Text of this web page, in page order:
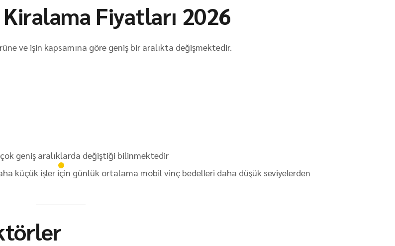
Fiyatları 2026
ve işin kapsamına göre geniş bir aralıkta değişmektedir.
geniş aralıklarda değiştiği bilinmektedir
küçük işler için günlük ortalama mobil vinç bedelleri daha düşük seviyelerden